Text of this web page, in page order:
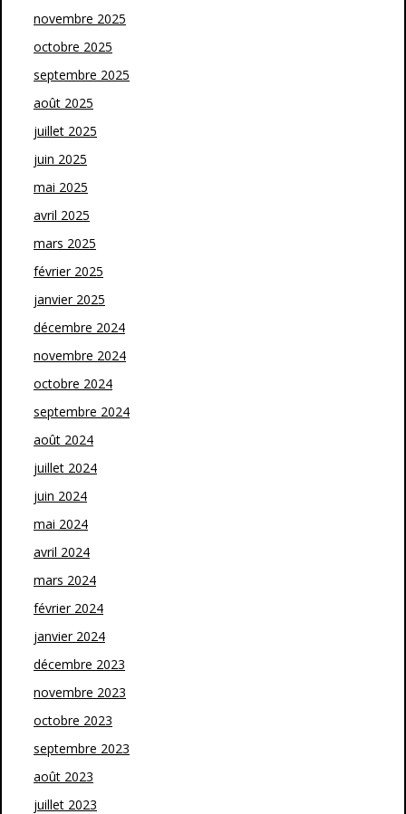
novembre 2025
octobre 2025
septembre 2025
août 2025
juillet 2025
juin 2025
mai 2025
avril 2025
mars 2025
février 2025
janvier 2025
décembre 2024
novembre 2024
octobre 2024
septembre 2024
août 2024
juillet 2024
juin 2024
mai 2024
avril 2024
mars 2024
février 2024
janvier 2024
décembre 2023
novembre 2023
octobre 2023
septembre 2023
août 2023
juillet 2023